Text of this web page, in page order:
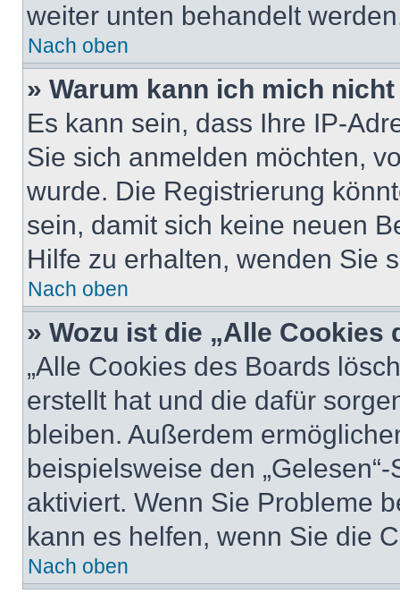
weiter unten behandelt
Nach oben
» Warum kann ich mich
Es kann sein, dass Ihre IP-
Sie sich anmelden möchten,
wurde. Die Registrierung
sein, damit sich keine neuen
Hilfe zu erhalten, wenden Sie
Nach oben
» Wozu ist die „Alle
„Alle Cookies des Boards
erstellt hat und die dafür
bleiben. Außerdem
beispielsweise den
aktiviert. Wenn Sie Probleme
kann es helfen, wenn Sie die
Nach oben